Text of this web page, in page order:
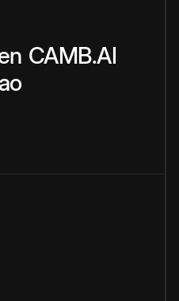
CAMB.AI